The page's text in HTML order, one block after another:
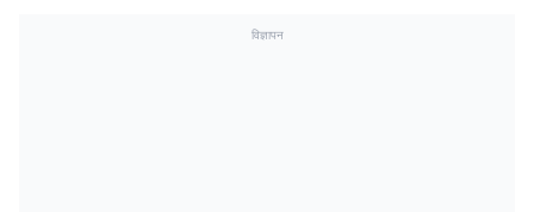
विज्ञापन